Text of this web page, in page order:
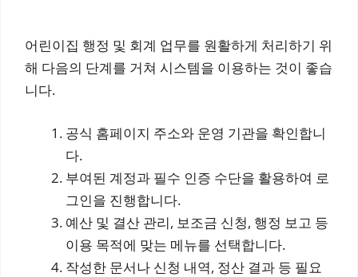
어린이집 행정 및 회계 업무를 원활하게 처리하기 위
해 다음의 단계를 거쳐 시스템을 이용하는 것이 좋습
니다.
공식 홈페이지 주소와 운영 기관을 확인합니
다.
부여된 계정과 필수 인증 수단을 활용하여 로
그인을 진행합니다.
예산 및 결산 관리, 보조금 신청, 행정 보고 등
이용 목적에 맞는 메뉴를 선택합니다.
작성한 문서나 신청 내역, 정산 결과 등 필요